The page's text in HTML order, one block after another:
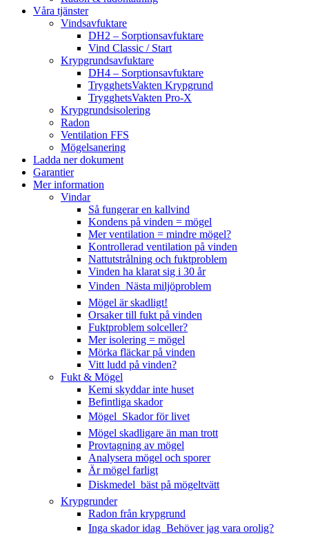
Våra tjänster
Vindsavfuktare
DH2 – Sorptionsavfuktare
Vind Classic / Start
Krypgrundsavfuktare
DH4 – Sorptionsavfuktare
TrygghetsVakten Krypgrund
TrygghetsVakten Pro-X
Krypgrundsisolering
Radon
Ventilation FFS
Mögelsanering
Ladda ner dokument
Garantier
Mer information
Vindar
Så fungerar en kallvind
Kondens på vinden = mögel
Mer ventilation = mindre mögel?
Kontrollerad ventilation på vinden
Nattutstrålning och fuktproblem
Vinden ha klarat sig i 30 år
Vinden  Nästa miljöproblem
Mögel är skadligt!
Orsaker till fukt på vinden
Fuktproblem solceller?
Mer isolering = mögel
Mörka fläckar på vinden
Vitt ludd på vinden?
Fukt & Mögel
Kemi skyddar inte huset
Befintliga skador
Mögel  Skador för livet
Mögel skadligare än man trott
Provtagning av mögel
Analysera mögel och sporer
Är mögel farligt
Diskmedel  bäst på mögeltvätt
Krypgrunder
Radon från krypgrund
Inga skador idag  Behöver jag vara orolig?